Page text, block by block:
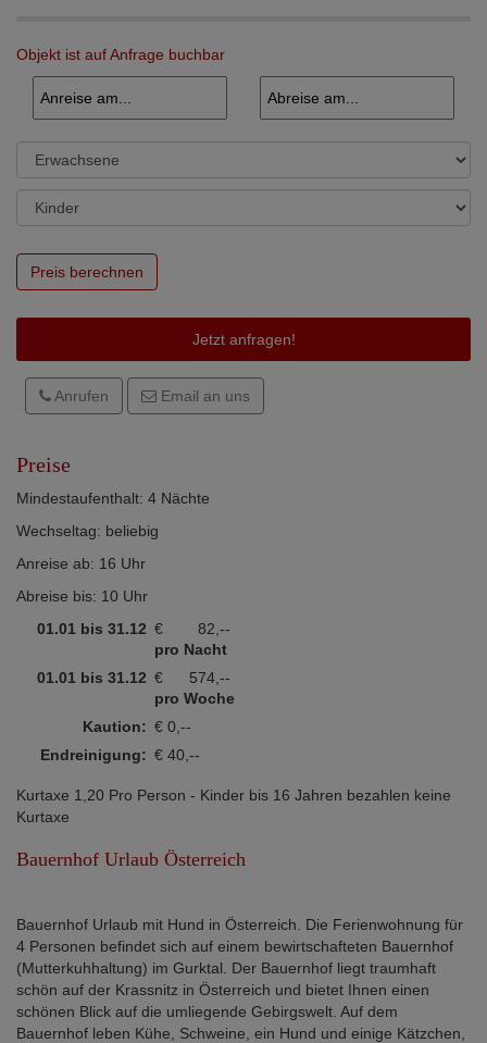
Objekt ist auf Anfrage buchbar
Preis berechnen
Jetzt anfragen!
Anrufen Email an uns
Preise
Mindestaufenthalt: 4 Nächte
Wechseltag: beliebig
Anreise ab: 16 Uhr
Abreise bis: 10 Uhr
01.01 bis 31.12 €
82,--
pro Nacht
01.01 bis 31.12 €
574,--
pro Woche
Kaution: € 0,--
Endreinigung: € 40,--
Kurtaxe 1,20 Pro Person - Kinder bis 16 Jahren bezahlen keine
Kurtaxe
Bauernhof Urlaub Österreich
Bauernhof Urlaub mit Hund in Österreich. Die Ferienwohnung für
4 Personen befindet sich auf einem bewirtschafteten Bauernhof
(Mutterkuhhaltung) im Gurktal. Der Bauernhof liegt traumhaft
schön auf der Krassnitz in Österreich und bietet Ihnen einen
schönen Blick auf die umliegende Gebirgswelt. Auf dem
Bauernhof leben Kühe, Schweine, ein Hund und einige Kätzchen,